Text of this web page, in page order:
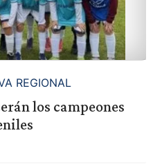
REGIONAL
los campeones